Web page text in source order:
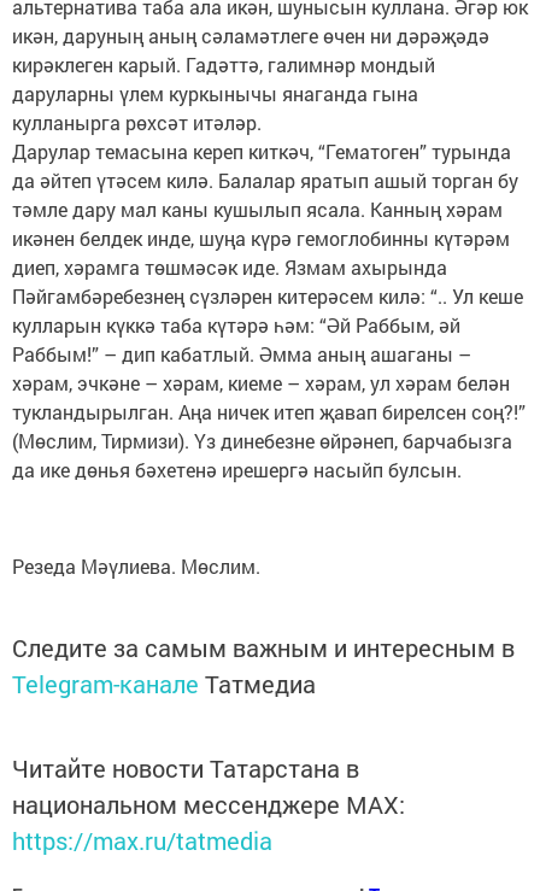
альтернатива таба ала икән, шунысын куллана. Әгәр юк
икән, даруның аның сәламәтлеге өчен ни дәрәҗәдә
кирәклеген карый. Гадәттә, галимнәр мондый
даруларны үлем куркынычы янаганда гына
кулланырга рөхсәт итәләр.
Дарулар темасына кереп киткәч, “Гематоген” турында
да әйтеп үтәсем килә. Балалар яратып ашый торган бу
тәмле дару мал каны кушылып ясала. Канның хәрам
икәнен белдек инде, шуңа күрә гемоглобинны күтәрәм
диеп, хәрамга төшмәсәк иде. Язмам ахырында
Пәйгамбәребезнең сүзләрен китерәсем килә: “.. Ул кеше
кулларын күккә таба күтәрә һәм: “Әй Раббым, әй
Раббым!” – дип кабатлый. Әмма аның ашаганы –
хәрам, эчкәне – хәрам, киеме – хәрам, ул хәрам белән
тукландырылган. Аңа ничек итеп җавап бирелсен соң?!”
(Мөслим, Тирмизи). Үз динебезне өйрәнеп, барчабызга
да ике дөнья бәхетенә ирешергә насыйп булсын.
Резеда Мәүлиева. Мөслим.
Следите за самым важным и интересным в
Telegram-канале Татмедиа
Читайте новости Татарстана в
национальном мессенджере MАХ:
https://max.ru/tatmedia